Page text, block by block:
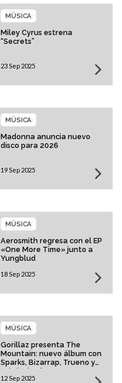
Miley Cyrus estrena
“Secrets”
MÚSICA
23 Sep 2025
Madonna anuncia nuevo
disco para 2026
MÚSICA
19 Sep 2025
Aerosmith regresa con el EP
«One More Time» junto a
Yungblud
MÚSICA
18 Sep 2025
Gorillaz presenta The
Mountain: nuevo álbum con
Sparks, Bizarrap, Trueno y
más invitados
MÚSICA
12 Sep 2025